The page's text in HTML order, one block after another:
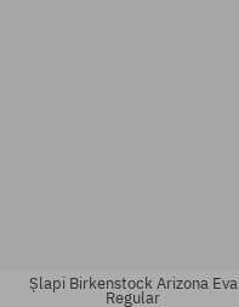
Șlapi Birkenstock Arizona Eva
Regular